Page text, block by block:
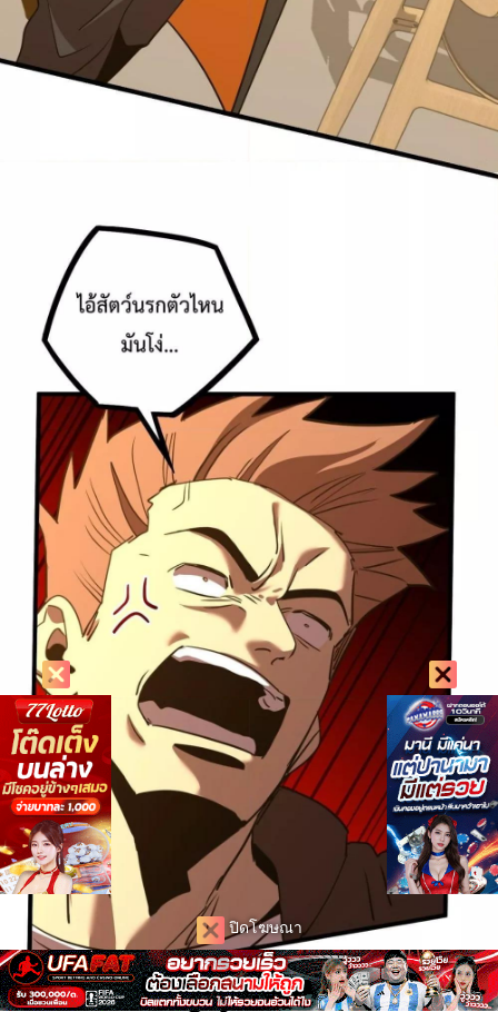
ปิดโฆษณา